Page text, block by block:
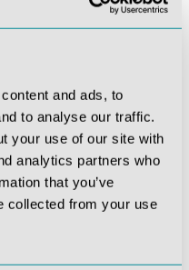
and ads, to
to analyse our traffic.
your use of our site with
analytics partners who
that you’ve
collected from your use
Wundmoulage Schnittwunde mit Glassplitter
268,94 €*